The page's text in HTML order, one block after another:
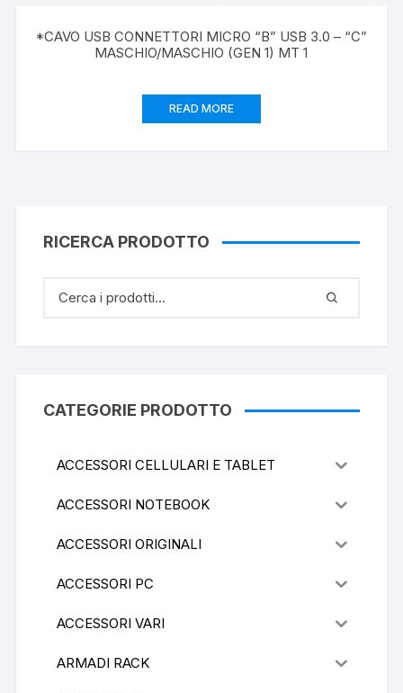
*CAVO USB CONNETTORI MICRO “B” USB 3.0 – “C”
MASCHIO/MASCHIO (GEN 1) MT 1
READ MORE
RICERCA PRODOTTO
CATEGORIE PRODOTTO
ACCESSORI CELLULARI E TABLET
ACCESSORI NOTEBOOK
ACCESSORI ORIGINALI
ACCESSORI PC
ACCESSORI VARI
ARMADI RACK